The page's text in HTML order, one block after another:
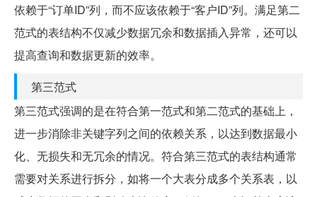
依赖于“订单ID”列，而不应该依赖于“客户ID”列。满足第二
范式的表结构不仅减少数据冗余和数据插入异常，还可以
提高查询和数据更新的效率。
第三范式
第三范式强调的是在符合第一范式和第二范式的基础上，
进一步消除非关键字列之间的依赖关系，以达到数据最小
化、无损失和无冗余的情况。符合第三范式的表结构通常
需要对关系进行拆分，如将一个大表分成多个关系表，以